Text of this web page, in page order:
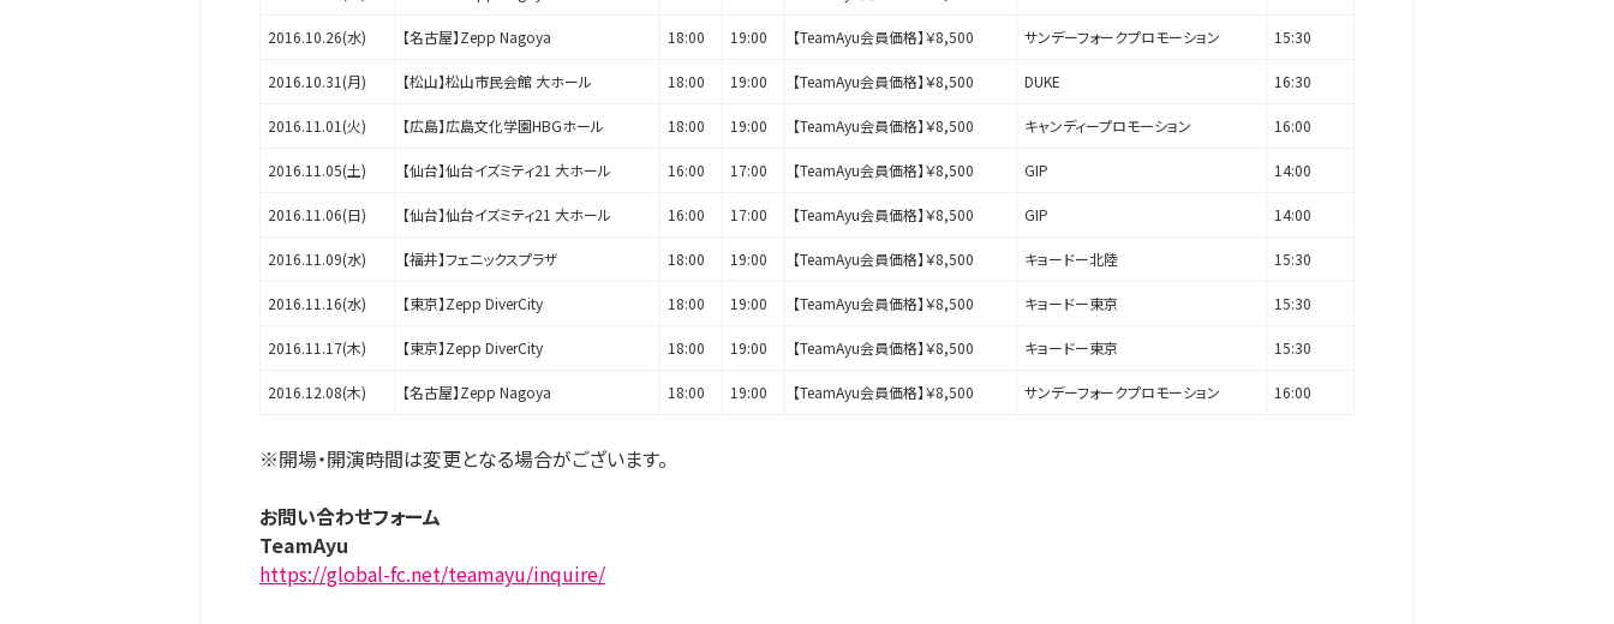
2016.10.26(水) 【名古屋】Zepp Nagoya 18:00 19:00 【TeamAyu会員価格】￥8,500 サンデーフォークプロモーション 15:30
2016.10.31(月) 【松山】松山市民会館 大ホール 18:00 19:00 【TeamAyu会員価格】￥8,500 DUKE 16:30
2016.11.01(火) 【広島】広島文化学園HBGホール 18:00 19:00 【TeamAyu会員価格】￥8,500 キャンディープロモーション 16:00
2016.11.05(土) 【仙台】仙台イズミティ21 大ホール 16:00 17:00 【TeamAyu会員価格】￥8,500 GIP 14:00
2016.11.06(日) 【仙台】仙台イズミティ21 大ホール 16:00 17:00 【TeamAyu会員価格】￥8,500 GIP 14:00
2016.11.09(水) 【福井】フェニックスプラザ 18:00 19:00 【TeamAyu会員価格】￥8,500 キョードー北陸 15:30
2016.11.16(水) 【東京】Zepp DiverCity 18:00 19:00 【TeamAyu会員価格】￥8,500 キョードー東京 15:30
2016.11.17(木) 【東京】Zepp DiverCity 18:00 19:00 【TeamAyu会員価格】￥8,500 キョードー東京 15:30
2016.12.08(木) 【名古屋】Zepp Nagoya 18:00 19:00 【TeamAyu会員価格】￥8,500 サンデーフォークプロモーション 16:00
※開場・開演時間は変更となる場合がございます。
お問い合わせフォーム
TeamAyu
https://global-fc.net/teamayu/inquire/